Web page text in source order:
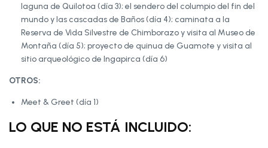
laguna de Quilotoa (día 3); el sendero del columpio del fin del
mundo y las cascadas de Baños (día 4); caminata a la
Reserva de Vida Silvestre de Chimborazo y visita al Museo de
Montaña (día 5); proyecto de quinua de Guamote y visita al
sitio arqueológico de Ingapirca (día 6)
OTROS:
Meet & Greet (día 1)
LO QUE NO ESTÁ INCLUIDO: